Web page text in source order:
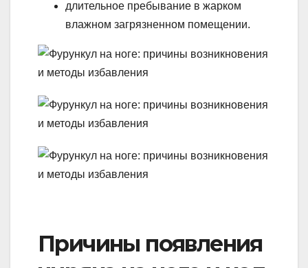
длительное пребывание в жарком
влажном загрязненном помещении.
Причины появления